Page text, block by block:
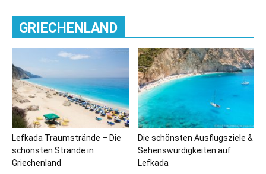
GRIECHENLAND
Lefkada Traumstrände – Die
schönsten Strände in
Griechenland
Die schönsten Ausflugsziele &
Sehenswürdigkeiten auf
Lefkada